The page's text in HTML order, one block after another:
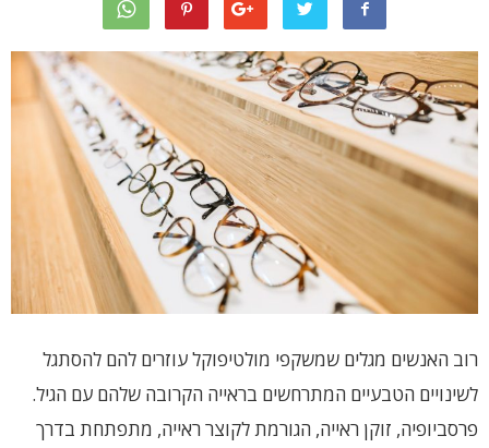
רוב האנשים מגלים שמשקפי מולטיפוקל עוזרים להם להסתגל
לשינויים הטבעיים המתרחשים בראייה הקרובה שלהם עם הגיל.
פרסביופיה, זוקן ראייה, הגורמת לקוצר ראייה, מתפתחת בדרך